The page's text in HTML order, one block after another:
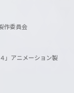
作委員会
」アニメーション製